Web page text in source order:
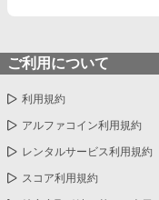
ご利用について
利用規約
アルファコイン利用規約
レンタルサービス利用規約
スコア利用規約